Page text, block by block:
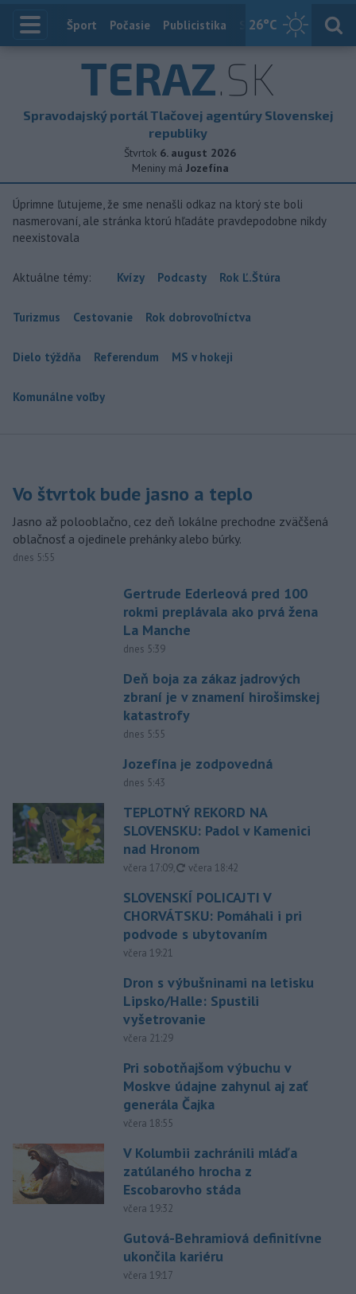
26°C
Index
Šport Počasie Publicistika Slovensko
TERAZ.SK
Spravodajský portál Tlačovej agentúry Slovenskej
republiky
Štvrtok 6. august 2026
Meniny má Jozefína
Úprimne ľutujeme, že sme nenašli odkaz na ktorý ste boli
nasmerovaní, ale stránka ktorú hľadáte pravdepodobne nikdy
neexistovala
Aktuálne témy: Kvízy Podcasty Rok Ľ.Štúra
Turizmus Cestovanie Rok dobrovoľníctva
Dielo týždňa Referendum MS v hokeji
Komunálne voľby
Vo štvrtok bude jasno a teplo
Jasno až polooblačno, cez deň lokálne prechodne zväčšená
oblačnosť a ojedinele prehánky alebo búrky.
dnes 5:55
Gertrude Ederleová pred 100
rokmi preplávala ako prvá žena
La Manche
dnes 5:39
Deň boja za zákaz jadrových
zbraní je v znamení hirošimskej
katastrofy
dnes 5:55
Jozefína je zodpovedná
dnes 5:43
TEPLOTNÝ REKORD NA
SLOVENSKU: Padol v Kamenici
nad Hronom
včera 17:09, aktualizované
včera 18:42
SLOVENSKÍ POLICAJTI V
CHORVÁTSKU: Pomáhali i pri
podvode s ubytovaním
včera 19:21
Dron s výbušninami na letisku
Lipsko/Halle: Spustili
vyšetrovanie
včera 21:29
Pri sobotňajšom výbuchu v
Moskve údajne zahynul aj zať
generála Čajka
včera 18:55
V Kolumbii zachránili mláďa
zatúlaného hrocha z
Escobarovho stáda
včera 19:32
Gutová-Behramiová definitívne
ukončila kariéru
včera 19:17